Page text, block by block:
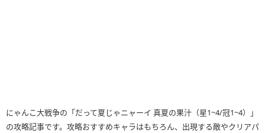
にゃんこ大戦争の「だって夏じゃニャーイ 真夏の果汁（星1~4/冠1~4）」
の攻略記事です。攻略おすすめキャラはもちろん、出現する敵やクリアパ